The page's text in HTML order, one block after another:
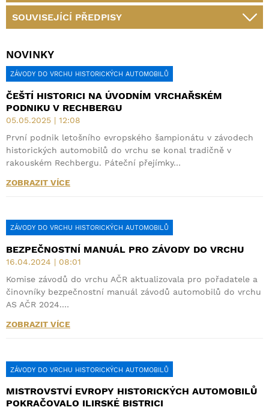
SOUVISEJÍCÍ PŘEDPISY
NOVINKY
ZÁVODY DO VRCHU HISTORICKÝCH AUTOMOBILŮ
ČEŠTÍ HISTORICI NA ÚVODNÍM VRCHAŘSKÉM
PODNIKU V RECHBERGU
05.05.2025 | 12:08
První podnik letošního evropského šampionátu v závodech
historických automobilů do vrchu se konal tradičně v
rakouském Rechbergu. Páteční přejímky…
ZOBRAZIT VÍCE
ZÁVODY DO VRCHU HISTORICKÝCH AUTOMOBILŮ
BEZPEČNOSTNÍ MANUÁL PRO ZÁVODY DO VRCHU
16.04.2024 | 08:01
Komise závodů do vrchu AČR aktualizovala pro pořadatele a
činovníky bezpečnostní manuál závodů automobilů do vrchu
AS AČR 2024.…
ZOBRAZIT VÍCE
ZÁVODY DO VRCHU HISTORICKÝCH AUTOMOBILŮ
MISTROVSTVÍ EVROPY HISTORICKÝCH AUTOMOBILŮ
POKRAČOVALO ILIRSKÉ BISTRICI